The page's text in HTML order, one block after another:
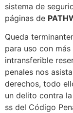
sistema de
páginas de
Queda
para uso con
intransferible
penales nos
derechos, todo
un delito contra
ss del Código